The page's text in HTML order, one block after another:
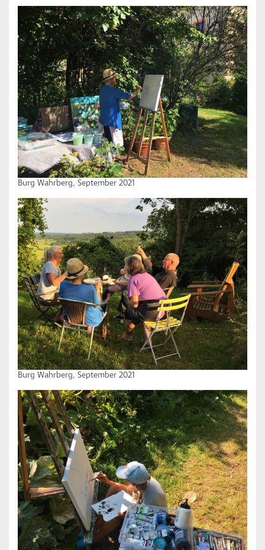
Burg Wahrberg, September 2021
Burg Wahrberg, September 2021